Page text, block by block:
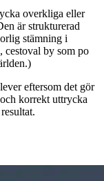
overkliga eller
är strukturerad
stämning i
cestoval by som po
eftersom det gör
korrekt uttrycka